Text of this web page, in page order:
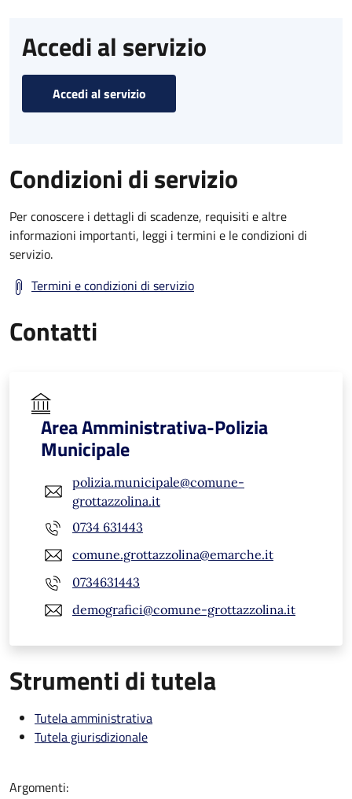
Accedi al servizio
Accedi al servizio
Condizioni di servizio
Per conoscere i dettagli di scadenze, requisiti e altre
informazioni importanti, leggi i termini e le condizioni di
servizio.
Termini e condizioni di servizio
Contatti
Area Amministrativa-Polizia
Municipale
polizia.municipale@comune-
grottazzolina.it
0734 631443
comune.grottazzolina@emarche.it
0734631443
demografici@comune-grottazzolina.it
Strumenti di tutela
Tutela amministrativa
Tutela giurisdizionale
Argomenti: